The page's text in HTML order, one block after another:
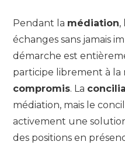
Pendant la médiation,
échanges sans jamais
démarche est
participe librement à la
compromis. La
médiation, mais le
activement une
des positions en